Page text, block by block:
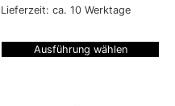
Lieferzeit: ca. 10 Werktage
Ausführung wählen